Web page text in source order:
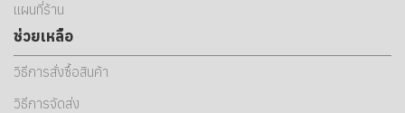
แผนที่ร้าน
ช่วยเหลือ
วิธีการสั่งซื้อสินค้า
วิธีการจัดส่ง